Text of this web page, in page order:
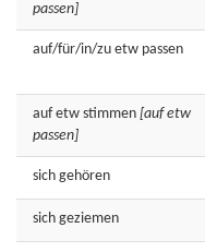
passen]
auf/für/in/zu etw passen
auf etw stimmen [auf etw
passen]
sich gehören
sich geziemen